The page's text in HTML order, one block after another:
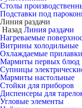
Столы
Подставки под
Линия раздачи
Назад Линия раздачи
Нагреваемые
Витрины холодильные
Охлаждаемые прилавки
Мармиты первых блюд
Супницы
Мармиты настольные
Стойки для приборов
Диспенсеры для
Угловые элементы